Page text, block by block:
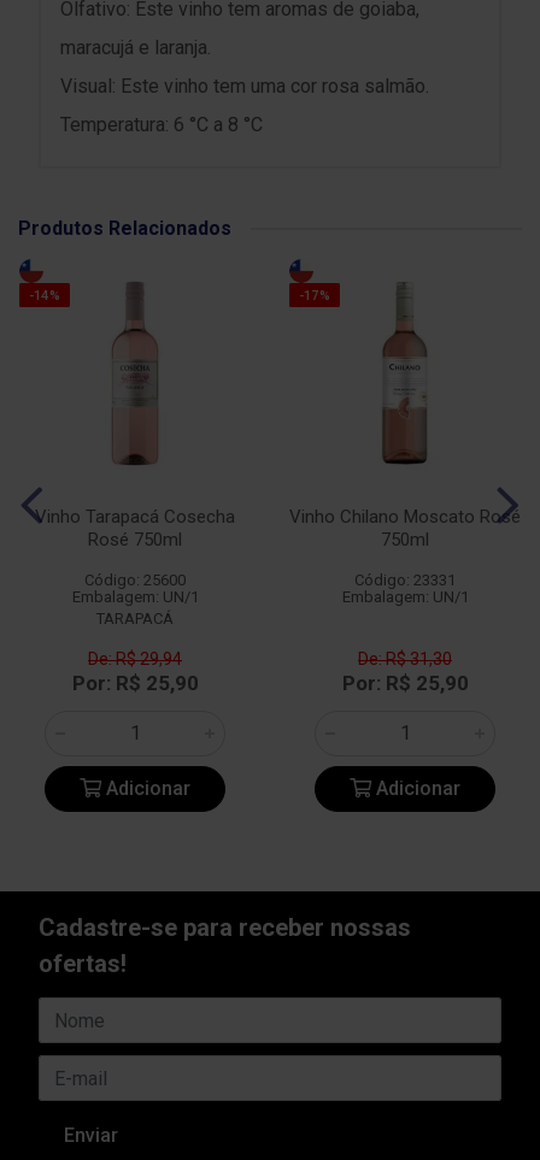
Olfativo: Este vinho tem aromas de goiaba,
maracujá e laranja.
Visual: Este vinho tem uma cor rosa salmão.
Temperatura: 6 °C a 8 °C
Produtos Relacionados
-14%
Vinho Tarapacá Cosecha
Rosé 750ml
Código: 25600
Embalagem: UN/1
TARAPACÁ
De: R$ 29,94
Por: R$ 25,90
Adicionar
-17%
Vinho Chilano Moscato Rosé
750ml
Código: 23331
Embalagem: UN/1
De: R$ 31,30
Por: R$ 25,90
Adicionar
Cadastre-se para receber nossas
ofertas!